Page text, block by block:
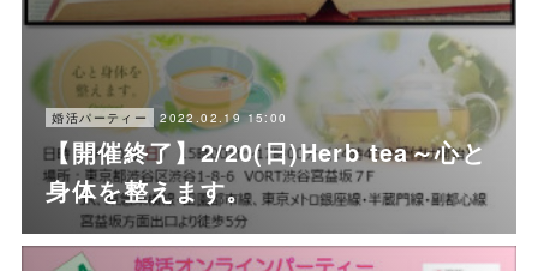
婚活パーティー 2022.02.19 15:00
【開催終了】2/20(日)Herb tea～心と
身体を整えます。